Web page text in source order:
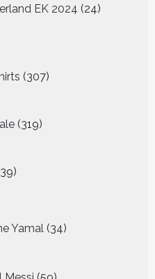
EK 2024 24
producten
307
producten
319
319
producten
producten
Yamal 34
producten